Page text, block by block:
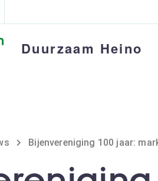
Duurzaam Heino
Bijenvereniging 100 jaar: